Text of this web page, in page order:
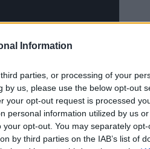
Information
parties, or processing of your
us, please use the below opt-out
your opt-out request is processed
personal information utilized by us
opt-out. You may separately
by third parties on the IAB’s list of
es una ciudad muy
deSan Francisco.